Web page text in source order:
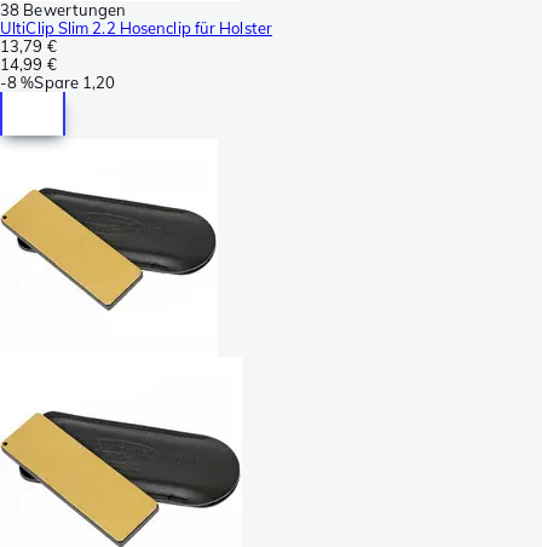
38 Bewertungen
UltiClip Slim 2.2 Hosenclip für Holster
13,79 €
14,99 €
-8 %Spare 1,20